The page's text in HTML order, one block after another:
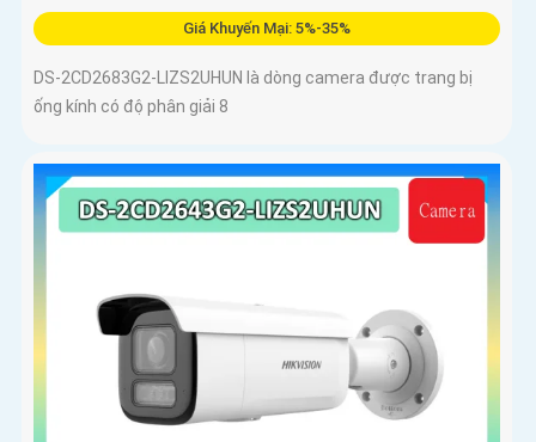
Giá Khuyến Mại: 5%-35%
DS-2CD2683G2-LIZS2UHUN là dòng camera được trang bị
ống kính có độ phân giải 8